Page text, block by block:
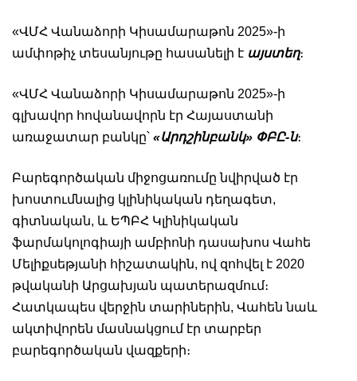
«ՎՄՀ Վանաձորի Կիսամարաթոն 2025»-ի
ամփոթիչ տեսանյութը հասանելի է այստեղ։
«ՎՄՀ Վանաձորի Կիսամարաթոն 2025»-ի
գլխավոր հովանավորն էր Հայաստանի
առաջատար բանկը՝ «Արդշինբանկ» ՓԲԸ-ն։
Բարեգործական միջոցառումը նվիրված էր
խոստումնալից կլինիկական դեղագետ,
գիտնական, և ԵՊԲՀ Կլինիկական
ֆարմակոլոգիայի ամբիոնի դասախոս Վահե
Մելիքսեթյանի հիշատակին, ով զոհվել է 2020
թվականի Արցախյան պատերազմում։
Հատկապես վերջին տարիներին, Վահեն նաև
ակտիվորեն մասնակցում էր տարբեր
բարեգործական վազքերի։